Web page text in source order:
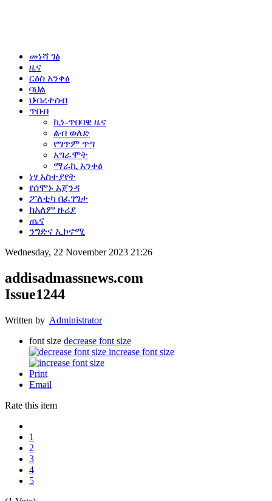
መነሻ ገፅ
ዜና
ርዕስ አንቀፅ
ባህል
ህብረተሰብ
ጥበብ
ኪነ-ጥበባዊ ዜና
ልብ ወለድ
የግጥም ጥግ
አግራሞት
ማራኪ አንቀፅ
ነፃ አስተያየት
የሰሞኑ አጀንዳ
ፖለቲካ በፈገግታ
ከአለም ዙሪያ
ጤና
ንግድና ኢኮኖሚ
Wednesday, 22 November 2023 21:26
addisadmassnews.com
Issue1244
Written by Administrator
font size decrease font size
increase font size
Print
Email
Rate this item
1
2
3
4
5